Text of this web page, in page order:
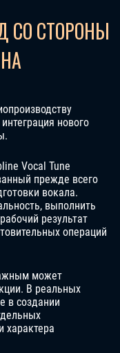
СО СТОРОНЫ
нового
Vocal Tune
прежде всего
вокала.
выполнить
результат
операций
может
В реальных
в создании
характера